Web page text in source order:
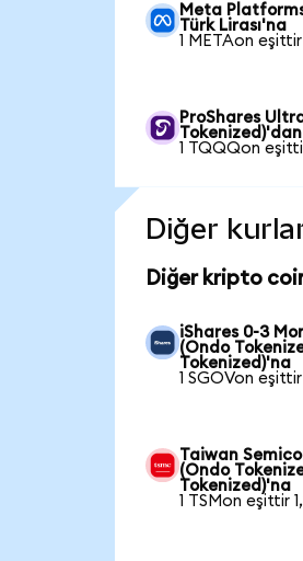
Meta
Türk Lirası'na
1 METAon
ProShares
1 TQQQon eşittir
Diğer
Diğer kripto
iShares 0-3
(Ondo
Tokenized)'na
1 SGOVon
Taiwan
(Ondo
Tokenized)'na
1 TSMon eşittir